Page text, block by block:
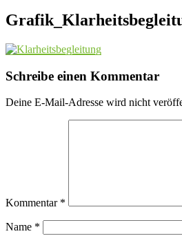
Schreibe einen Kommentar
Deine E-Mail-Adresse wird nicht
Kommentar *
Name *